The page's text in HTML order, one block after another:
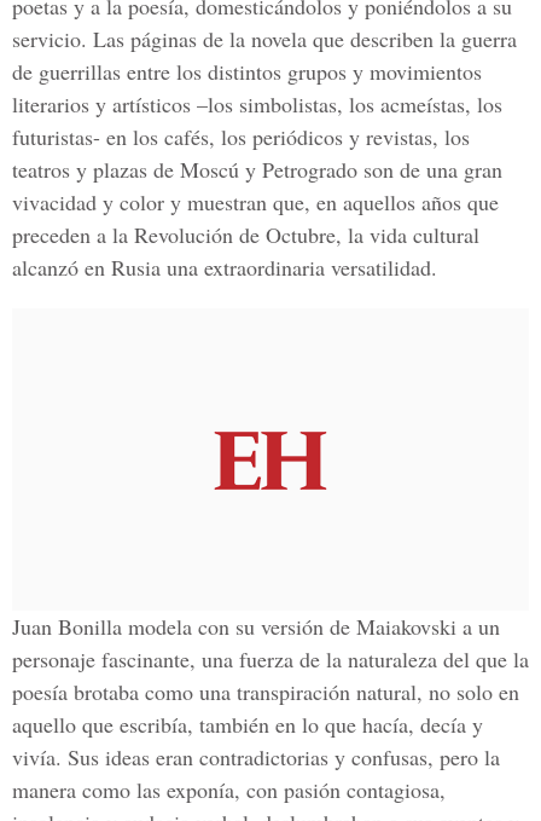
poetas y a la poesía, domesticándolos y poniéndolos a su
servicio. Las páginas de la novela que describen la guerra
de guerrillas entre los distintos grupos y movimientos
literarios y artísticos –los simbolistas, los acmeístas, los
futuristas- en los cafés, los periódicos y revistas, los
teatros y plazas de Moscú y Petrogrado son de una gran
vivacidad y color y muestran que, en aquellos años que
preceden a la Revolución de Octubre, la vida cultural
alcanzó en Rusia una extraordinaria versatilidad.
Juan Bonilla modela con su versión de Maiakovski a un
personaje fascinante, una fuerza de la naturaleza del que la
poesía brotaba como una transpiración natural, no solo en
aquello que escribía, también en lo que hacía, decía y
vivía. Sus ideas eran contradictorias y confusas, pero la
manera como las exponía, con pasión contagiosa,